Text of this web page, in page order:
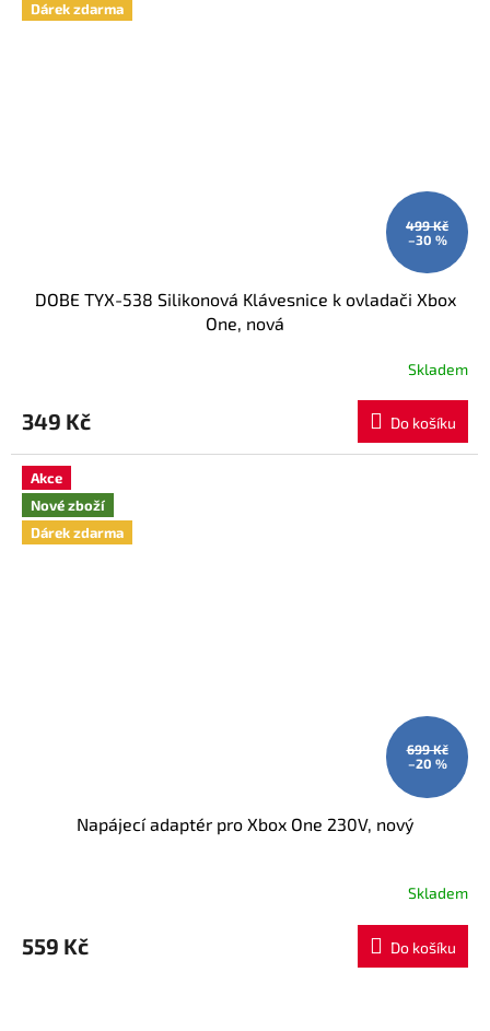
Dárek zdarma
499 Kč
–30 %
DOBE TYX-538 Silikonová Klávesnice k ovladači Xbox
One, nová
Skladem
349 Kč Do košíku
Akce
Nové zboží
Dárek zdarma
699 Kč
–20 %
Napájecí adaptér pro Xbox One 230V, nový
Skladem
559 Kč Do košíku